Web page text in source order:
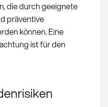
die durch geeignete
präventive
können. Eine
ist für den